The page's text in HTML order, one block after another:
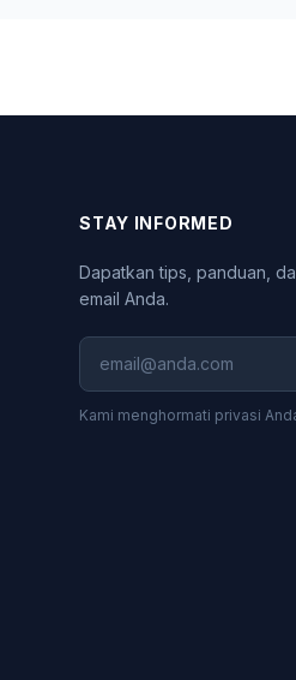
STAY INFORMED
Dapatkan tips, panduan,
email Anda.
Kami menghormati privasi